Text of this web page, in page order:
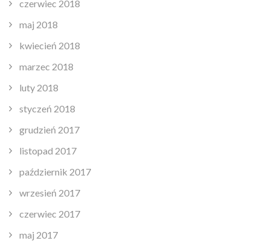
czerwiec 2018
maj 2018
kwiecień 2018
marzec 2018
luty 2018
styczeń 2018
grudzień 2017
listopad 2017
październik 2017
wrzesień 2017
czerwiec 2017
maj 2017